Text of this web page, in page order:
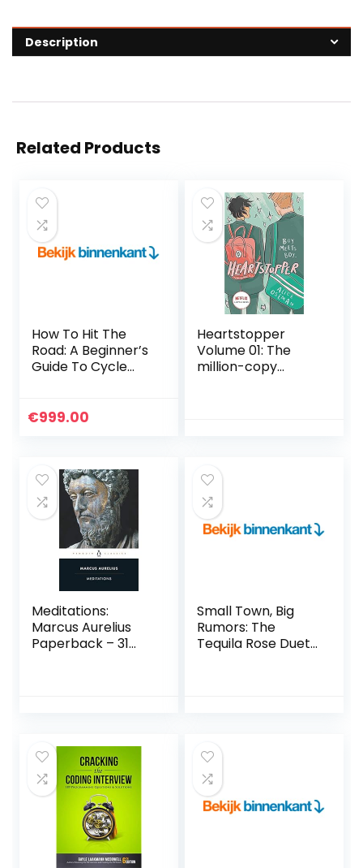
Description
Related Products
How To Hit The
Road: A Beginner’s
Guide To Cycle
(English Edition)
€999.00
Heartstopper
Volume 01: The
million-copy
Meditations:
Marcus Aurelius
Paperback – 31
Small Town, Big
Rumors: The
Tequila Rose Duet